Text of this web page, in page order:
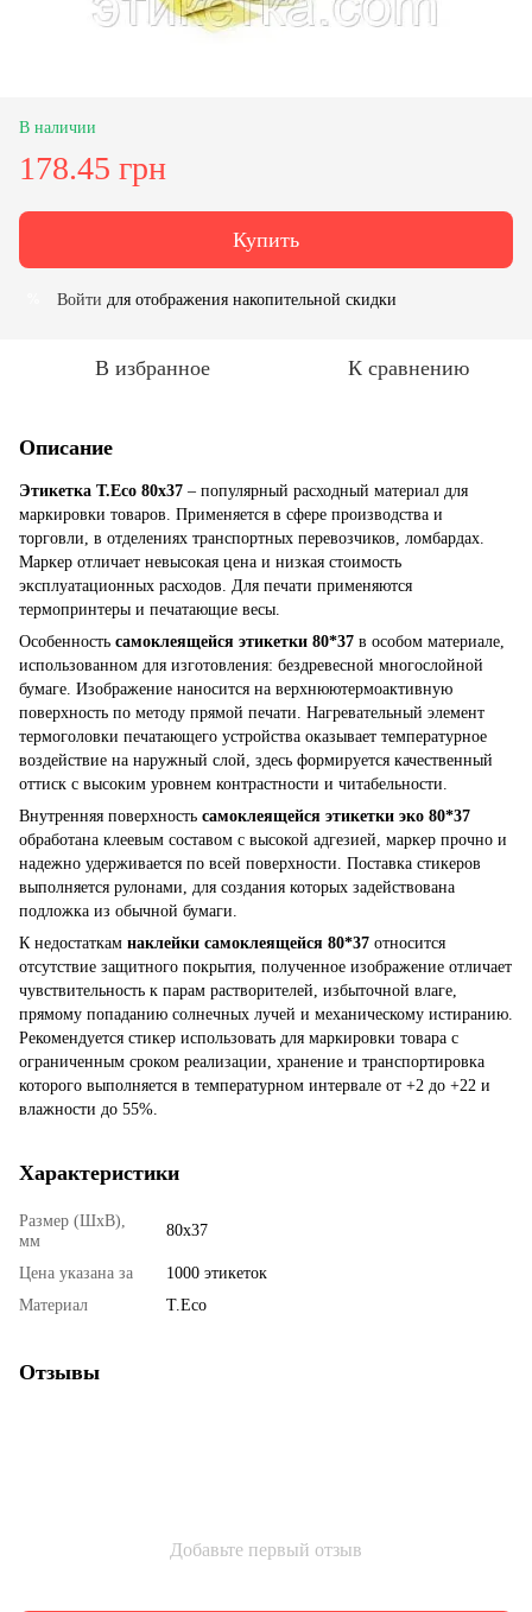
В наличии
178.45 грн
Купить
Войти для отображения накопительной скидки
В избранное К сравнению
Описание
Этикетка T.Eco 80x37 – популярный расходный материал для
маркировки товаров. Применяется в сфере производства и
торговли, в отделениях транспортных перевозчиков, ломбардах.
Маркер отличает невысокая цена и низкая стоимость
эксплуатационных расходов. Для печати применяются
термопринтеры и печатающие весы.
Особенность самоклеящейся этикетки 80*37 в особом материале,
использованном для изготовления: бездревесной многослойной
бумаге. Изображение наносится на верхнюютермоактивную
поверхность по методу прямой печати. Нагревательный элемент
термоголовки печатающего устройства оказывает температурное
воздействие на наружный слой, здесь формируется качественный
оттиск с высоким уровнем контрастности и читабельности.
Внутренняя поверхность самоклеящейся этикетки эко 80*37
обработана клеевым составом с высокой адгезией, маркер прочно и
надежно удерживается по всей поверхности. Поставка стикеров
выполняется рулонами, для создания которых задействована
подложка из обычной бумаги.
К недостаткам наклейки самоклеящейся 80*37 относится
отсутствие защитного покрытия, полученное изображение отличает
чувствительность к парам растворителей, избыточной влаге,
прямому попаданию солнечных лучей и механическому истиранию.
Рекомендуется стикер использовать для маркировки товара с
ограниченным сроком реализации, хранение и транспортировка
которого выполняется в температурном интервале от +2 до +22 и
влажности до 55%.
Характеристики
Размер (ШхВ),
мм
80x37
Цена указана за
1000 этикеток
Материал
T.Eco
Отзывы
Добавьте первый отзыв